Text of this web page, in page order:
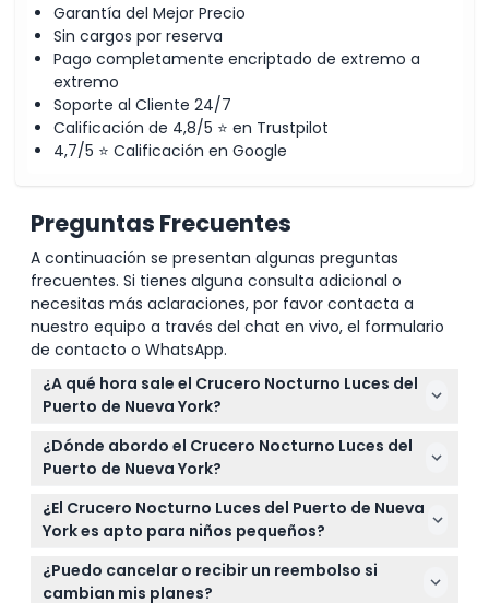
Garantía del Mejor Precio
Sin cargos por reserva
Pago completamente encriptado de extremo a
extremo
Soporte al Cliente 24/7
Calificación de 4,8/5 ⭐ en Trustpilot
4,7/5 ⭐ Calificación en Google
Preguntas Frecuentes
A continuación se presentan algunas preguntas
frecuentes. Si tienes alguna consulta adicional o
necesitas más aclaraciones, por favor contacta a
nuestro equipo a través del chat en vivo, el formulario
de contacto o WhatsApp.
¿A qué hora sale el Crucero Nocturno Luces del
Puerto de Nueva York?
El crucero generalmente sale diariamente a las
7:00 PM, pero del 5 de enero al 5 de marzo, sale
confirme al momento de la reserva).
¿Dónde abordo el Crucero Nocturno Luces del
Puerto de Nueva York?
Aborda el crucero en el Muelle 83 en Midtown
Manhattan. Asegúrate de llegar al menos 30
minutos antes de la salida para registrarte.
¿El Crucero Nocturno Luces del Puerto de Nueva
York es apto para niños pequeños?
¡Sí! Los niños menores de 3 años pueden unirse al
crucero gratis, haciendo que sea una experiencia
¿Puedo cancelar o recibir un reembolso si
cambian mis planes?